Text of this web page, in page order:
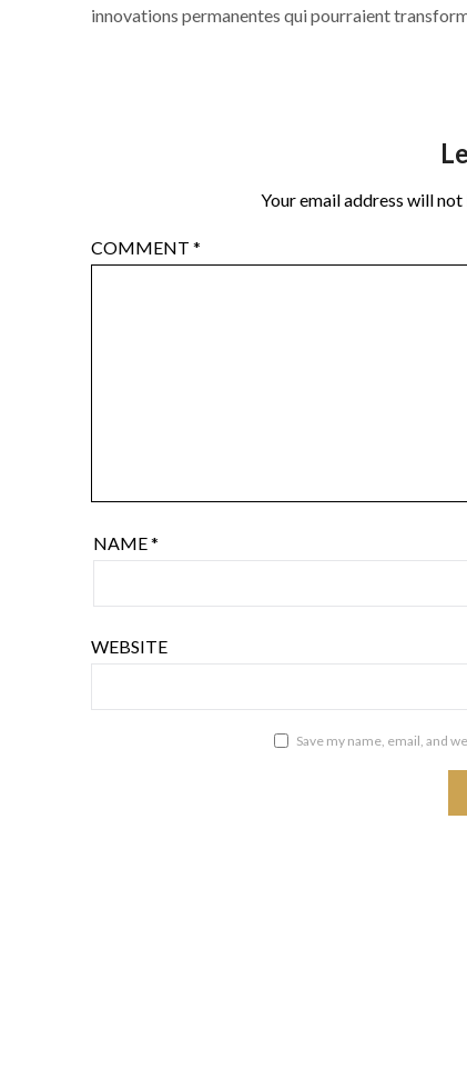
innovations permanentes qui pourraient
Your email address will
COMMENT *
NAME*
WEBSITE
Save my name, email, and